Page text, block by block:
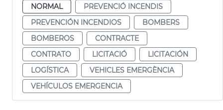
NORMAL
PREVENCIÓ INCENDIS
PREVENCIÓN INCENDIOS
BOMBERS
BOMBEROS
CONTRACTE
CONTRATO
LICITACIÓ
LICITACIÓN
LOGÍSTICA
VEHICLES EMERGÈNCIA
VEHÍCULOS EMERGENCIA